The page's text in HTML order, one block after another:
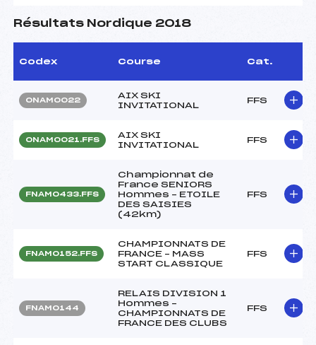
Résultats Nordique 2018
Codex Course Cat.
ONAM0022
AIX SKI
INVITATIONAL
FFS
ONAM0021.FFS
AIX SKI
INVITATIONAL
FFS
FNAM0433.FFS
Championnat de
France SENIORS
Hommes – ETOILE
DES SAISIES
(42km)
FFS
FNAM0152.FFS
CHAMPIONNATS DE
FRANCE – MASS
START CLASSIQUE
FFS
FNAM0144
RELAIS DIVISION 1
Hommes –
CHAMPIONNATS DE
FRANCE DES CLUBS
FFS